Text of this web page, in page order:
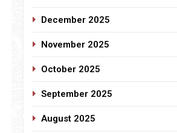
December 2025
November 2025
October 2025
September 2025
August 2025